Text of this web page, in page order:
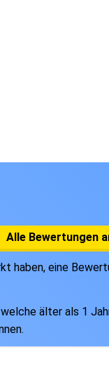
Alle Bewertungen
haben, eine
älter als 1